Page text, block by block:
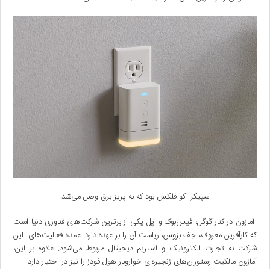
اسپیکر اکو فلکس بود که به پریز برق وصل می‌شد.
آمازون در کنار گوگل، فیس‌بوک و اپل یکی از برترین شرکت‌های فناوری دنیا است
که کارآفرین معروف، جف بزوس، ریاست آن را بر عهده دارد. عمده فعالیت‌های این
شرکت به تجارت الکترونیک و استریم دیجیتال مربوط می‌شود. علاوه بر این،
آمازون مالکیت رستوران‌های زنجیره‌ای خواروبار هول فودز را نیز در اختیار دارد.